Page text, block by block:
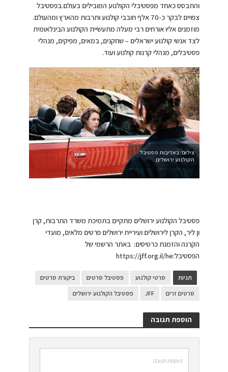
והתבסס כאחד מפסטיבלי הקולנוע המובילים בעולם.בפסטיבל
צפויים לבקר כ-70 אלף חובבי קולנוע ותרבות מהארץ ומהעולם.
מוזמנים אליו אורחים רבי מעלה מתעשיית הקולנוע הבינלאומית
לצד אנשי קולנוע ישראלים – שחקנים, במאים, מפיקים, מנהלי
פסטיבלים, מנהלי קרנות קולנוע ועוד.
צילום: באדיבות פסטיבל
הקולנוע ירושלים
פסטיבל הקולנוע ירושלים מתקיים בתמיכת משרד התרבות, קרן
ון ליר, הקרן לירושלים ועיריית ירושלים פרטים מלאים, מועדי
הקרנה והזמנת כרטיסים: באתר הרשמי של
הפסטיבל:https://jff.org.il/he
תגיות סרטי קולנוע פסטיבל סרטים
ביקורת סרטים
סרטים זרים
JFF פסטיבל הקולנוע ירושלים
הוספת תגובה
הוספת תגובה